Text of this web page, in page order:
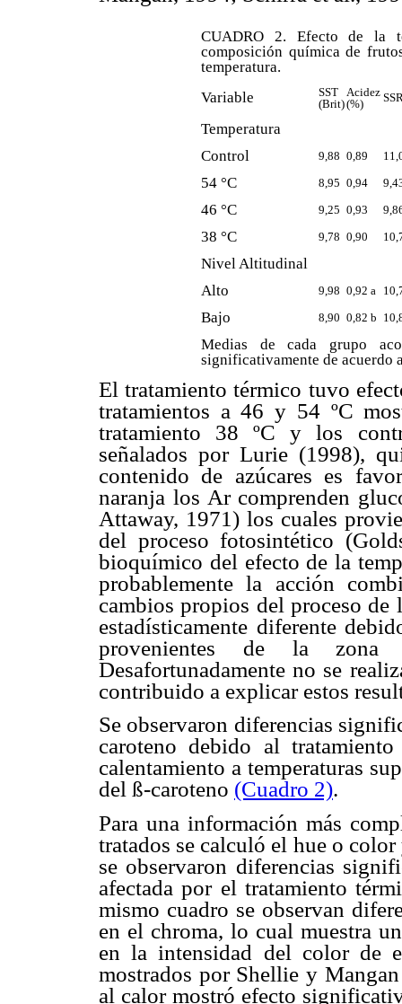
CUADRO 2. Efecto de la
composición química de
temperatura.
Variable
SST
(Brit)
Acidez
(%)
Temperatura
Control
9,88 0,89
54 °C 8,95 0,94
46 °C 9,25 0,93
38 °C 9,78 0,90
Nivel Altitudinal
Alto
9,98 0,92 a
Bajo 8,90 0,82 b
Medias de cada grupo
significativamente de acuerdo
El tratamiento térmico tuvo
tratamientos a 46 y 54 ºC
tratamiento 38 ºC y los
señalados por Lurie (1998),
contenido de azúcares es
naranja los Ar comprenden
Attaway, 1971) los cuales
del proceso fotosintético
bioquímico del efecto de la
probablemente la acción
cambios propios del proceso
estadísticamente diferente
provenientes de la
Desafortunadamente no se
contribuido a explicar estos
Se observaron diferencias
caroteno debido al
calentamiento a temperaturas
del ß-caroteno (Cuadro 2).
Para una información más
tratados se calculó el hue o
se observaron diferencias
afectada por el tratamiento
mismo cuadro se observan
en el chroma, lo cual muestra
en la intensidad del color de
mostrados por Shellie y
al calor mostró efecto